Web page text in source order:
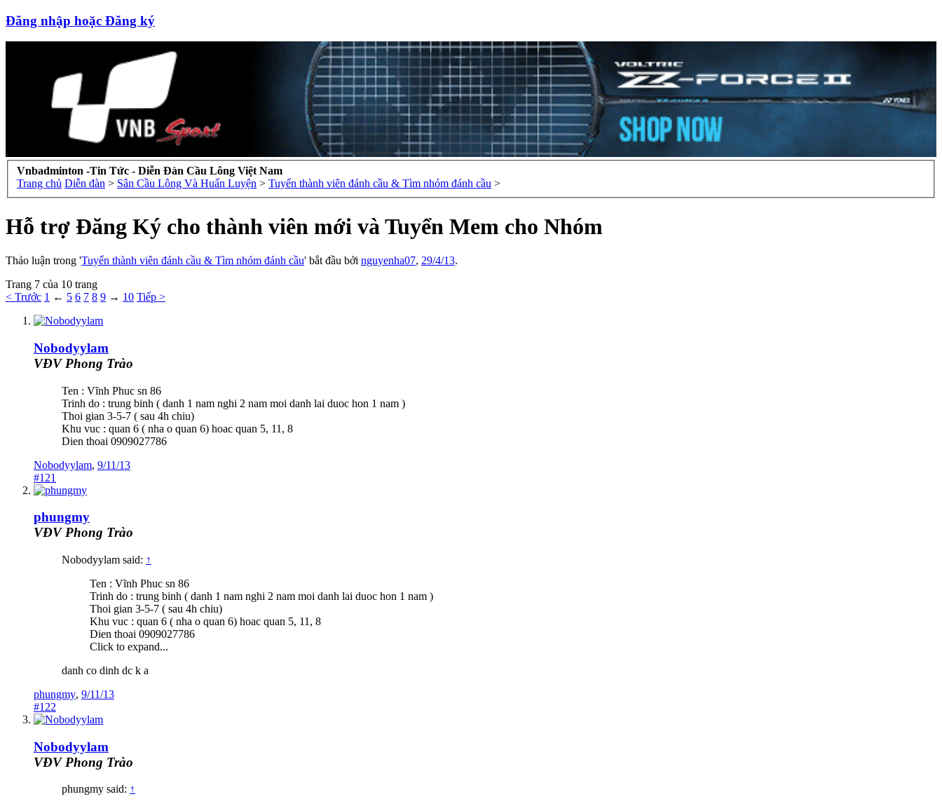
Đăng nhập hoặc Đăng ký
Vnbadminton -Tin Tức - Diễn Đàn Cầu Lông Việt Nam
Trang chủ Diễn đàn > Sân Cầu Lông Và Huấn Luyện > Tuyển thành viên đánh cầu & Tìm nhóm đánh cầu >
Hỗ trợ Đăng Ký cho thành viên mới và Tuyển Mem cho Nhóm
Thảo luận trong 'Tuyển thành viên đánh cầu & Tìm nhóm đánh cầu' bắt đầu bởi nguyenha07, 29/4/13.
Trang 7 của 10 trang
< Trước 1 ← 5 6 7 8 9 → 10 Tiếp >
Nobodyylam
VĐV Phong Trào
Ten : Vĩnh Phuc sn 86
Trinh do : trung binh ( danh 1 nam nghi 2 nam moi danh lai duoc hon 1 nam )
Thoi gian 3-5-7 ( sau 4h chiu)
Khu vuc : quan 6 ( nha o quan 6) hoac quan 5, 11, 8
Dien thoai 0909027786
Nobodyylam, 9/11/13
#121
phungmy
VĐV Phong Trào
Nobodyylam said: ↑
Ten : Vĩnh Phuc sn 86
Trinh do : trung binh ( danh 1 nam nghi 2 nam moi danh lai duoc hon 1 nam )
Thoi gian 3-5-7 ( sau 4h chiu)
Khu vuc : quan 6 ( nha o quan 6) hoac quan 5, 11, 8
Dien thoai 0909027786
Click to expand...
danh co dinh dc k a
phungmy, 9/11/13
#122
Nobodyylam
VĐV Phong Trào
phungmy said: ↑